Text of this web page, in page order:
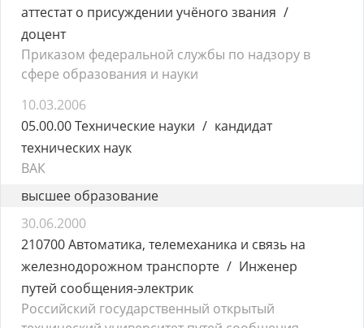
аттестат о присуждении учёного звания
доцент
Приказом федеральной службы по надзору в
сфере образования и науки
10.03.2006
05.00.00 Технические науки
кандидат
технических наук
ВАК
высшее образование
30.06.2000
210700 Автоматика, телемеханика и связь на
железнодорожном транспорте
Инженер
путей сообщения-электрик
Российский государственный открытый